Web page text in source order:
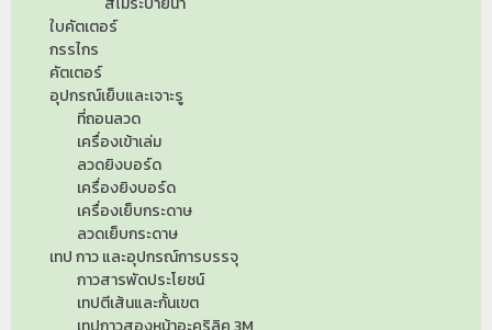
ใบคัตเตอร์
กรรไกร
คัตเตอร์
อุปกรณ์เย็บและเจาะรู
ที่ถอนลวด
เครื่องเข้าเล่ม
ลวดยิงบอร์ด
เครื่องยิงบอร์ด
เครื่องเย็บกระดาษ
ลวดเย็บกระดาษ
เทป กาว และอุปกรณ์การบรรจุ
กาวสารพัดประโยชน์
เทปตีเส้นและกั้นเขต